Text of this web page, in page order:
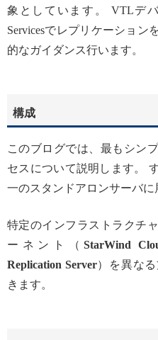
象としています。 VTLデ
Servicesでレプリケーション
的なガイダンス行います。
構成
このブログでは、最もシン
セスについて説明します。
一のスタンドアロンサーバに
特定のインフラストラクチ
ーネント（StarWind
Replication Server）を異な
きます。